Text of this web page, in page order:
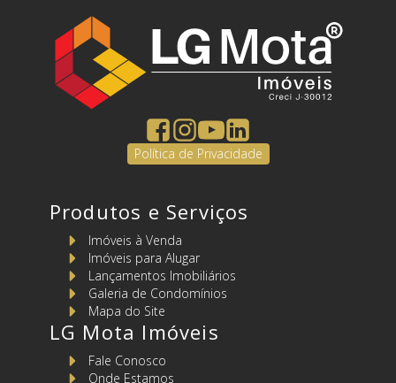
Política de Privacidade
Produtos e Serviços
Imóveis à Venda
Imóveis para Alugar
Lançamentos Imobiliários
Galeria de Condomínios
Mapa do Site
LG Mota Imóveis
Fale Conosco
Onde Estamos